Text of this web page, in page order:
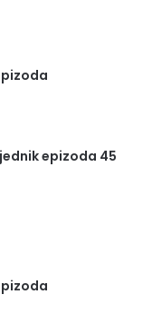
epizoda 45